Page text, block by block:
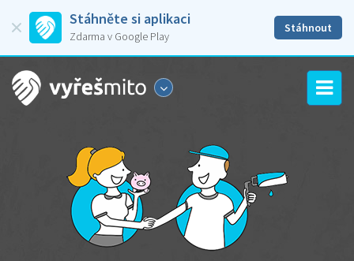
Stáhněte si aplikaci
Zdarma v Google Play
Stáhnout